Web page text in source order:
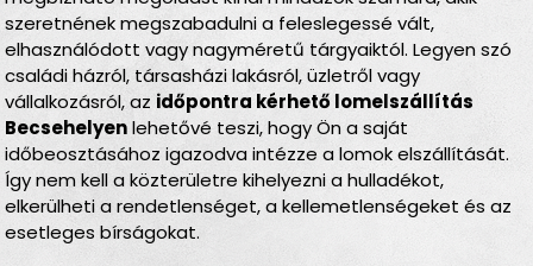
szeretnének megszabadulni a feleslegessé vált,
elhasználódott vagy nagyméretű tárgyaiktól. Legyen szó
családi házról, társasházi lakásról, üzletről vagy
vállalkozásról, az időpontra kérhető lomelszállítás
Becsehelyenlehetővé teszi, hogy Ön a saját
időbeosztásához igazodva intézze a lomok elszállítását.
Így nem kell a közterületre kihelyezni a hulladékot,
elkerülheti a rendetlenséget, a kellemetlenségeket és az
esetleges bírságokat.